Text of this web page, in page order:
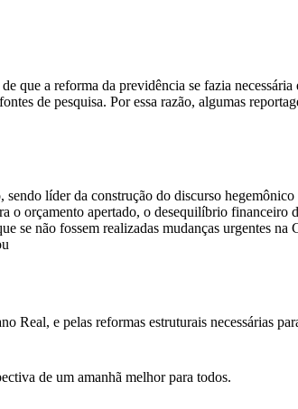
que a reforma da previdência se fazia
de pesquisa. Por essa razão, algumas
líder da construção do discurso
o orçamento apertado, o desequilíbrio financeiro
se não fossem realizadas mudanças urgentes
e pelas reformas estruturais necessárias
de um amanhã melhor para todos.